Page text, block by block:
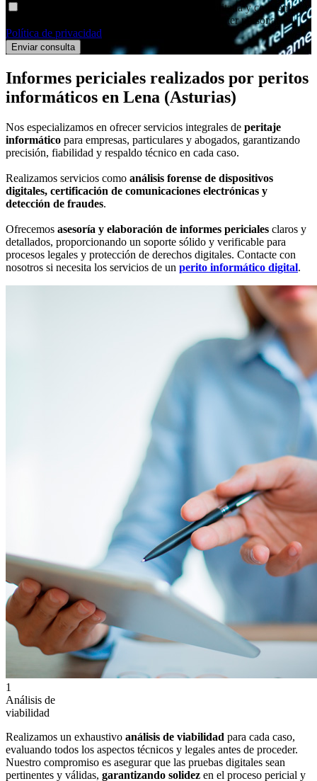
Declaro haber entendido la información facilitada y consiento el
tratamiento que se efectuará de mis datos de carácter personal.
Política de privacidad
Informes periciales realizados por peritos
informáticos en Lena (Asturias)
Nos especializamos en ofrecer servicios integrales de peritaje
informático para empresas, particulares y abogados, garantizando
precisión, fiabilidad y respaldo técnico en cada caso.
Realizamos servicios como análisis forense de dispositivos
digitales, certificación de comunicaciones electrónicas y
detección de fraudes.
Ofrecemos asesoría y elaboración de informes periciales claros y
detallados, proporcionando un soporte sólido y verificable para
procesos legales y protección de derechos digitales. Contacte con
nosotros si necesita los servicios de un perito informático digital.
1
Análisis de
viabilidad
Realizamos un exhaustivo análisis de viabilidad para cada caso,
evaluando todos los aspectos técnicos y legales antes de proceder.
Nuestro compromiso es asegurar que las pruebas digitales sean
pertinentes y válidas, garantizando solidez en el proceso pericial y